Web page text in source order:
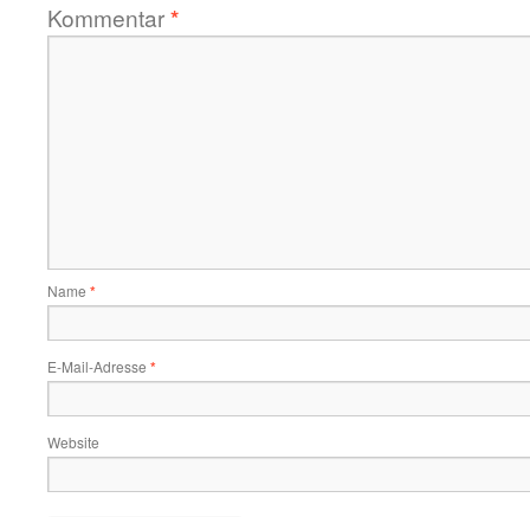
Kommentar*
Name *
E-Mail-Adresse *
Website